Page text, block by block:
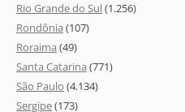
Rio Grande do Sul(1.256)
Rondônia (107)
Roraima (49)
Santa Catarina (771)
São Paulo (4.134)
Sergipe(173)